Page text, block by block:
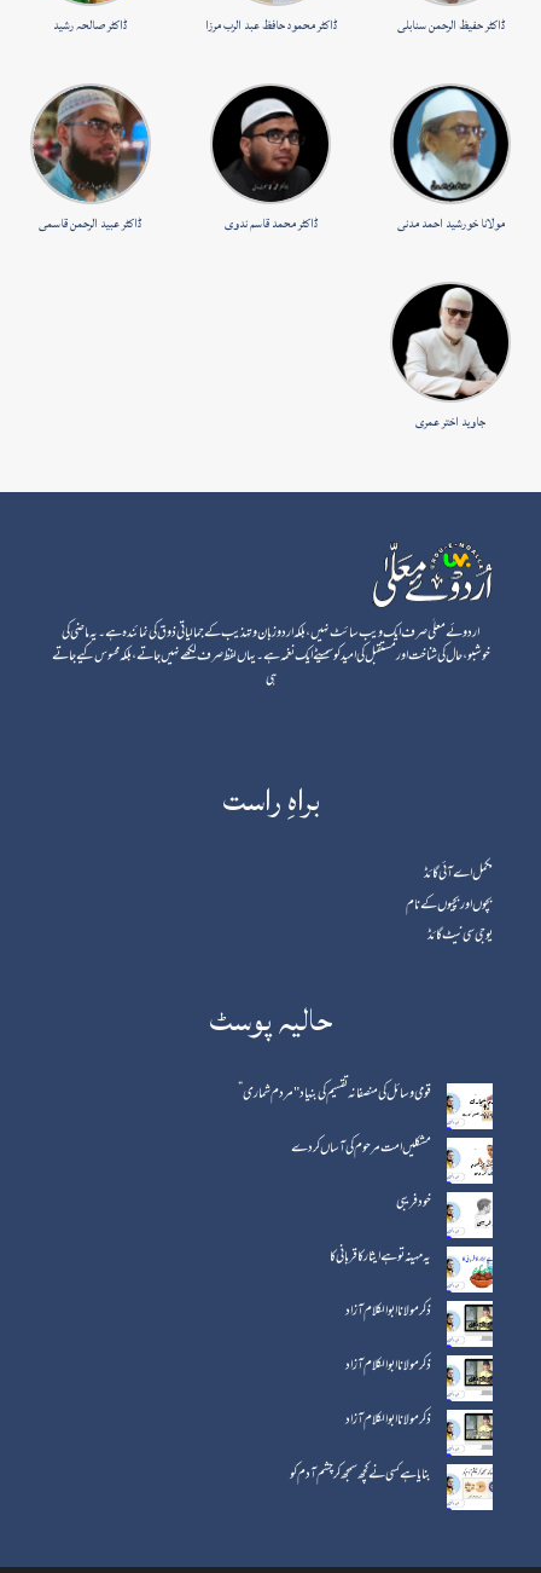
ڈاکٹر حفیظ الرحمن سنابلی ڈاکٹر محمود حافظ عبد الرب مرزا ڈاکٹر صالحہ رشید
مولانا خورشید احمد مدنی ڈاکٹر محمد قاسم ندوی ڈاکٹر عبید الرحمن قاسمی
جاوید اختر عمری
اردوئے معلٰی صرف ایک ویب سائٹ نہیں، بلکہ اردو زبان و تہذیب کے جمالیاتی ذوق کی نمائندہ ہے۔ یہ ماضی کی
خوشبو، حال کی شناخت اور مستقبل کی امید کو سمیٹے ایک نغمہ ہے۔ یہاں لفظ صرف لکھے نہیں جاتے، بلکہ محسوس کیے جاتے
ہی
براہِ راست
مکمل اے آئی گائڈ
بچوں اور بچیوں کے نام
یوجی سی نیٹ گائڈ
حالیہ پوسٹ
قومی وسائل کی منصفانہ تقسیم کی بنیاد "مردم شماری”
مشکلیں امت مرحوم کی آساں کردے
خود فریبی
یہ مہینہ تو ہے ایثار کا قربانی کا
ذکر مولانا ابوالکلام آزاد
ذکر مولانا ابو الکلام آزاد
ذکر مولانا ابو الکلام آزاد
بنایا ہے کسی نے کچھ سمجھ کر چشم آدم کو